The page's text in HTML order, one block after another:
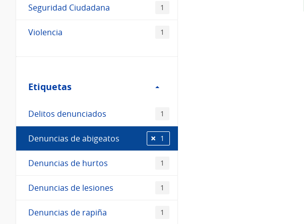
Seguridad Ciudadana 1
Violencia 1
Etiquetas
Etiquetas
Delitos denunciados 1
Denuncias de abigeatos 1
Denuncias de hurtos 1
Denuncias de lesiones 1
Denuncias de rapiña 1